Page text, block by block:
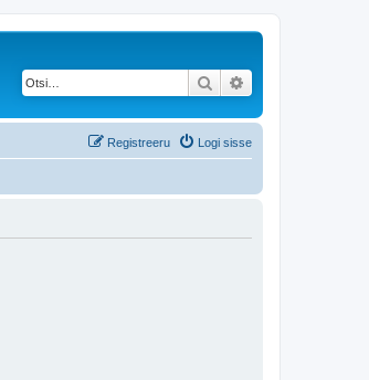
Otsi
Logi sisse
Registreeru